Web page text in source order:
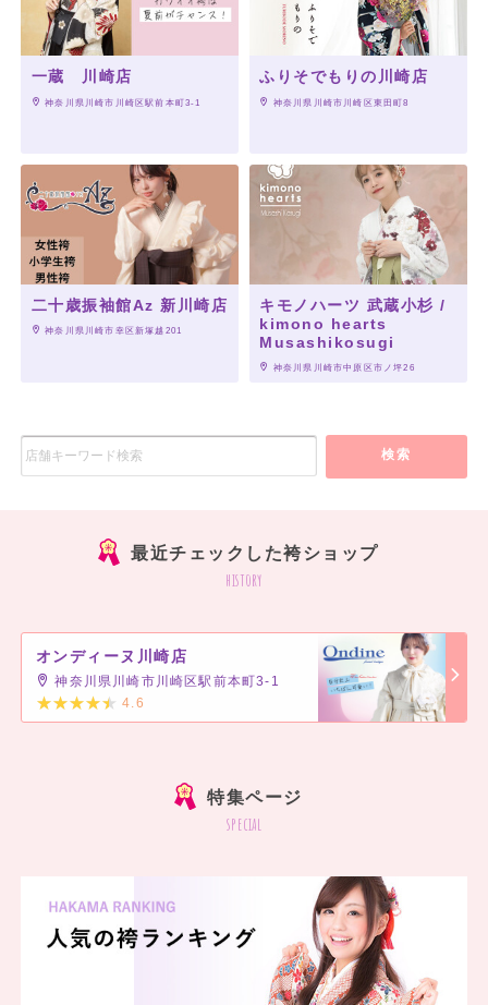
一蔵 川崎店
神奈川県川崎市川崎区駅前本町3-1
ふりそでもりの川崎店
神奈川県川崎市川崎区東田町8
二十歳振袖館Az 新川崎店
神奈川県川崎市幸区新塚越201
キモノハーツ 武蔵小杉 /
kimono hearts
Musashikosugi
神奈川県川崎市中原区市ノ坪26
検索
最近チェックした袴ショップ
history
オンディーヌ川崎店
神奈川県川崎市川崎区駅前本町3-1
4.6
特集ページ
special